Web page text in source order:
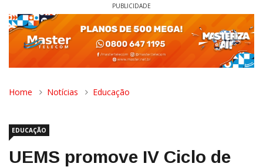
PUBLICIDADE
Home Notícias Educação
EDUCAÇÃO
UEMS promove IV Ciclo de